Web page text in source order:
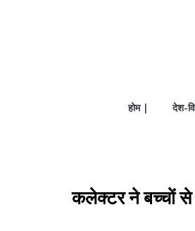
होम | देश-
कलेक्टर ने बच्चों से